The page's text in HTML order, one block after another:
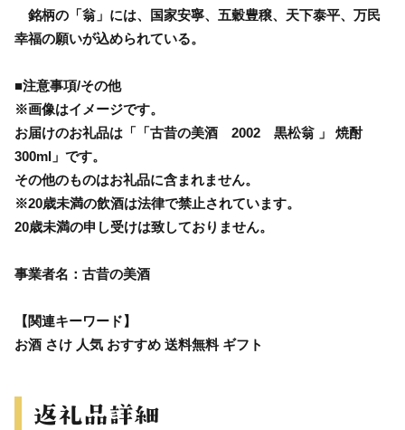
銘柄の「翁」には、国家安寧、五穀豊穣、天下泰平、万民
幸福の願いが込められている。
■注意事項/その他
※画像はイメージです。
お届けのお礼品は「「古昔の美酒 2002 黒松翁 」 焼酎
300ml」です。
その他のものはお礼品に含まれません。
※20歳未満の飲酒は法律で禁止されています。
20歳未満の申し受けは致しておりません。
事業者名：古昔の美酒
【関連キーワード】
お酒 さけ 人気 おすすめ 送料無料 ギフト